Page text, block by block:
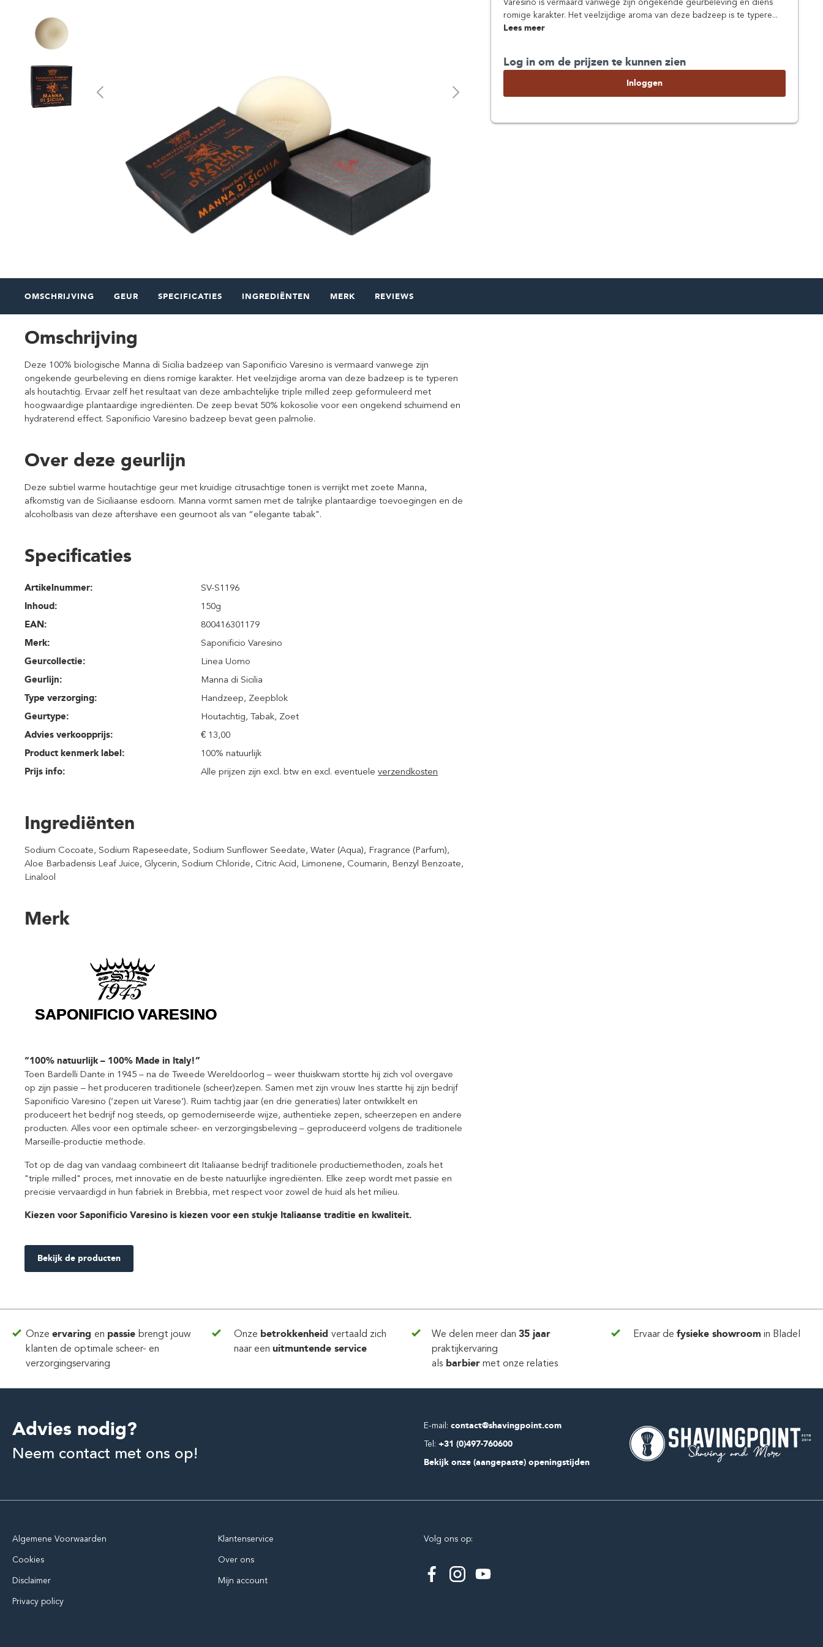
Varesino is vermaard vanwege zijn ongekende geurbeleving en diens
romige karakter. Het veelzijdige aroma van deze badzeep is te typere...
Lees meer
Log in om de prijzen te kunnen zien
Inloggen
OMSCHRIJVING GEUR SPECIFICATIES INGREDIËNTEN MERK REVIEWS
Omschrijving
Deze 100% biologische Manna di Sicilia badzeep van Saponificio Varesino is vermaard vanwege zijn
ongekende geurbeleving en diens romige karakter. Het veelzijdige aroma van deze badzeep is te typeren
als houtachtig. Ervaar zelf het resultaat van deze ambachtelijke triple milled zeep geformuleerd met
hoogwaardige plantaardige ingrediënten. De zeep bevat 50% kokosolie voor een ongekend schuimend en
hydraterend effect. Saponificio Varesino badzeep bevat geen palmolie.
Over deze geurlijn
Deze subtiel warme houtachtige geur met kruidige citrusachtige tonen is verrijkt met zoete Manna,
afkomstig van de Siciliaanse esdoorn. Manna vormt samen met de talrijke plantaardige toevoegingen en de
alcoholbasis van deze aftershave een geurnoot als van “elegante tabak".
Specificaties
Artikelnummer:
SV-S1196
Inhoud:
150g
EAN:
800416301179
Merk:
Saponificio Varesino
Geurcollectie:
Linea Uomo
Geurlijn:
Manna di Sicilia
Type verzorging:
Handzeep, Zeepblok
Geurtype:
Houtachtig, Tabak, Zoet
Advies verkoopprijs:
€ 13,00
Product kenmerk label:
100% natuurlijk
Prijs info:
Alle prijzen zijn excl. btw en excl. eventueleverzendkosten
Ingrediënten
Sodium Cocoate, Sodium Rapeseedate, Sodium Sunflower Seedate, Water (Aqua), Fragrance (Parfum),
Aloe Barbadensis Leaf Juice, Glycerin, Sodium Chloride, Citric Acid, Limonene, Coumarin, Benzyl Benzoate,
Linalool
Merk
“100% natuurlijk – 100% Made in Italy!”
Toen Bardelli Dante in 1945 – na de Tweede Wereldoorlog – weer thuiskwam stortte hij zich vol overgave
op zijn passie – het produceren traditionele (scheer)zepen. Samen met zijn vrouw Ines startte hij zijn bedrijf
Saponificio Varesino (‘zepen uit Varese’). Ruim tachtig jaar (en drie generaties) later ontwikkelt en
produceert het bedrijf nog steeds, op gemoderniseerde wijze, authentieke zepen, scheerzepen en andere
producten. Alles voor een optimale scheer- en verzorgingsbeleving – geproduceerd volgens de traditionele
Marseille-productie methode.
Tot op de dag van vandaag combineert dit Italiaanse bedrijf traditionele productiemethoden, zoals het
"triple milled" proces, met innovatie en de beste natuurlijke ingrediënten. Elke zeep wordt met passie en
precisie vervaardigd in hun fabriek in Brebbia, met respect voor zowel de huid als het milieu.
Kiezen voor Saponificio Varesino is kiezen voor een stukje Italiaanse traditie en kwaliteit.
Bekijk de producten
Onze ervaring en passie brengt jouw
klanten de optimale scheer- en
verzorgingservaring
Onze betrokkenheid vertaald zich
naar een uitmuntende service
We delen meer dan35 jaar
praktijkervaring
als barbier met onze relaties
Ervaar de fysieke showroom in Bladel
E-mail: contact@shavingpoint.com
Tel: +31 (0)497-760600
Bekijk onze (aangepaste) openingstijden
Advies nodig?
Neem contact met ons op!
Algemene Voorwaarden
Cookies
Disclaimer
Privacy policy
Klantenservice
Over ons
Mijn account
Volg ons op: